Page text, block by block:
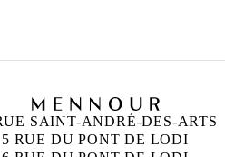
SAINT-ANDRÉ-DES-ARTS
5 RUE DU PONT DE LODI